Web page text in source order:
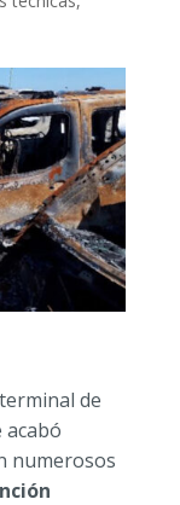
de
acabó
numerosos